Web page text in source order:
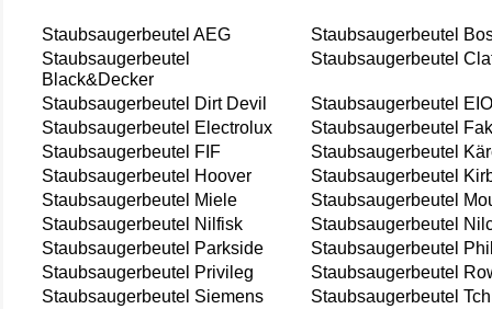
Staubsaugerbeutel AEG
Staubsaugerbeutel
Staubsaugerbeutel
Black&Decker
Staubsaugerbeutel
Staubsaugerbeutel Dirt Devil
Staubsaugerbeutel
Staubsaugerbeutel Electrolux
Staubsaugerbeutel
Staubsaugerbeutel FIF
Staubsaugerbeutel
Staubsaugerbeutel Hoover
Staubsaugerbeutel
Staubsaugerbeutel Miele
Staubsaugerbeutel
Staubsaugerbeutel Nilfisk
Staubsaugerbeutel
Staubsaugerbeutel Parkside
Staubsaugerbeutel
Staubsaugerbeutel Privileg
Staubsaugerbeutel
Staubsaugerbeutel Siemens
Staubsaugerbeutel